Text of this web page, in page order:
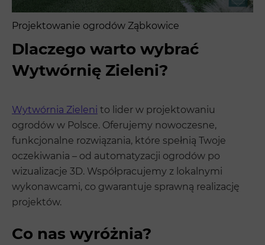
Projektowanie ogrodów Ząbkowice
Dlaczego warto wybrać
Wytwórnię Zieleni?
Wytwórnia Zieleni to lider w projektowaniu
ogrodów w Polsce. Oferujemy nowoczesne,
funkcjonalne rozwiązania, które spełnią Twoje
oczekiwania – od automatyzacji ogrodów po
wizualizacje 3D. Współpracujemy z lokalnymi
wykonawcami, co gwarantuje sprawną realizację
projektów.
Co nas wyróżnia?